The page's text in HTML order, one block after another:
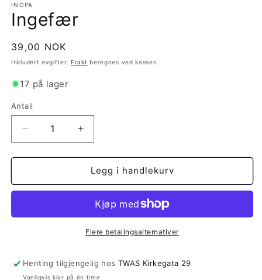
INOPA
Ingefær
Vanlig
pris
39,00 NOK
Inkludert avgifter. Frakt beregnes ved kassen.
17 på lager
Antall
Antall
antallet
for
Øk
antallet
for
Ingefær
Legg i handlekurv
Flere betalingsalternativer
Henting tilgjengelig hos TWAS Kirkegata 29
Vanligvis klar på én time